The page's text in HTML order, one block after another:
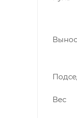
Вынос
Вес